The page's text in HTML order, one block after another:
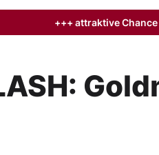
+++ attraktive